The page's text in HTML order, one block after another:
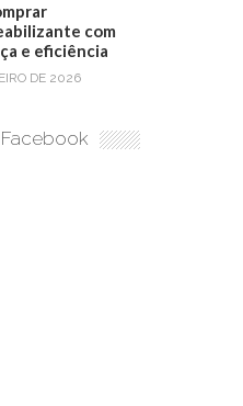
com
e eficiência
DE 2026